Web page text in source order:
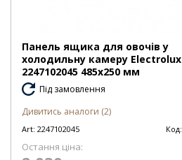
Панель ящика для овочів у
холодильну камеру Electrolux
2247102045 485х250 мм
Під замовлення
Дивитись аналоги (2)
Art: 2247102045 Код:
Остання ціна: